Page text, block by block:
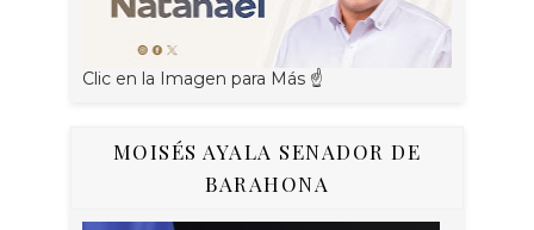
Clic en la Imagen para Más ☝
MOISÉS AYALA SENADOR DE
BARAHONA